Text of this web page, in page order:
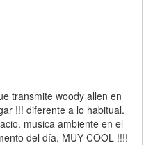
transmite woody allen en
!!! diferente a lo habitual.
musica ambiente en el
del día. MUY COOL !!!!